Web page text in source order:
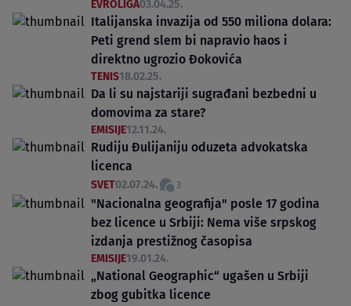
EVROLIGA03.04.25.
Italijanska invazija od 550 miliona dolara:
Peti grend slem bi napravio haos i
direktno ugrozio Đokovića
TENIS18.02.25.
Da li su najstariji sugrađani bezbedni u
domovima za stare?
EMISIJE12.11.24.
Rudiju Đulijaniju oduzeta advokatska
licenca
SVET02.07.24. 3
"Nacionalna geografija" posle 17 godina
bez licence u Srbiji: Nema više srpskog
izdanja prestižnog časopisa
EMISIJE19.01.24.
„National Geographic“ ugašen u Srbiji
zbog gubitka licence